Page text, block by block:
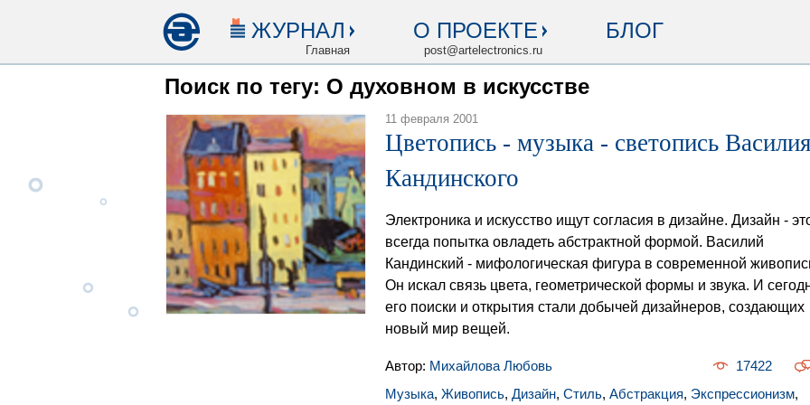
ЖУРНАЛ
Главная
О ПРОЕКТЕ
post@artelectronics.ru
БЛОГ
Поиск по тегу: О духовном в искусстве
11 февраля 2001
Цветопись - музыка - светопись Василия
Кандинского
Электроника и искусство ищут согласия в дизайне. Дизайн -
всегда попытка овладеть абстрактной формой. Василий
Кандинский - мифологическая фигура в современной
Он искал связь цвета, геометрической формы и звука. И
его поиски и открытия стали добычей дизайнеров, создающих
новый мир вещей.
Автор: Михайлова Любовь
17422
Музыка, Живопись, Дизайн, Стиль, Абстракция, Экспрессионизм,